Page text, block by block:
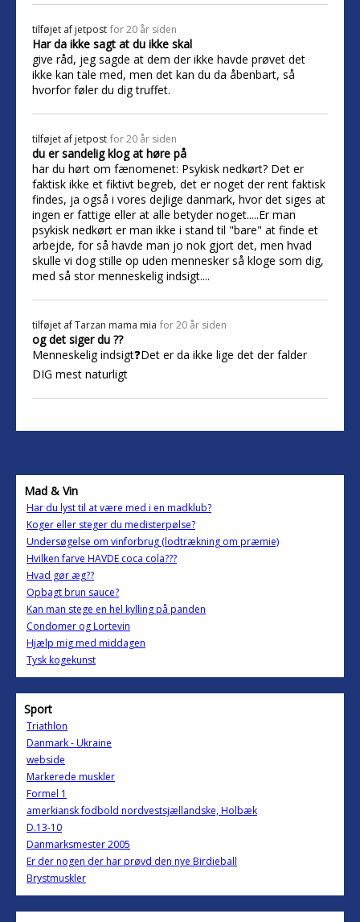
tilføjet af jetpost for 20 år siden
Har da ikke sagt at du ikke skal
give råd, jeg sagde at dem der ikke havde prøvet det
ikke kan tale med, men det kan du da åbenbart, så
hvorfor føler du dig truffet.
tilføjet af jetpost for 20 år siden
du er sandelig klog at høre på
har du hørt om fænomenet: Psykisk nedkørt? Det er
faktisk ikke et fiktivt begreb, det er noget der rent faktisk
findes, ja også i vores dejlige danmark, hvor det siges at
ingen er fattige eller at alle betyder noget.....Er man
psykisk nedkørt er man ikke i stand til "bare" at finde et
arbejde, for så havde man jo nok gjort det, men hvad
skulle vi dog stille op uden mennesker så kloge som dig,
med så stor menneskelig indsigt....
tilføjet afTarzan mama mia for 20 år siden
og det siger du ??
Menneskelig indsigt❓Det er da ikke lige det der falder
DIG mest naturligt
Mad & Vin
Har du lyst til at være med i en madklub?
Koger eller steger du medisterpølse?
Undersøgelse om vinforbrug (lodtrækning om præmie)
Hvilken farve HAVDE coca cola???
Hvad gør æg??
Opbagt brun sauce?
Kan man stege en hel kylling på panden
Condomer og Lortevin
Hjælp mig med middagen
Tysk kogekunst
Sport
Triathlon
Danmark - Ukraine
webside
Markerede muskler
Formel 1
amerkiansk fodbold nordvestsjællandske, Holbæk
D.13-10
Danmarksmester 2005
Er der nogen der har prøvd den nye Birdieball
Brystmuskler